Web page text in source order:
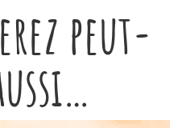
peut-